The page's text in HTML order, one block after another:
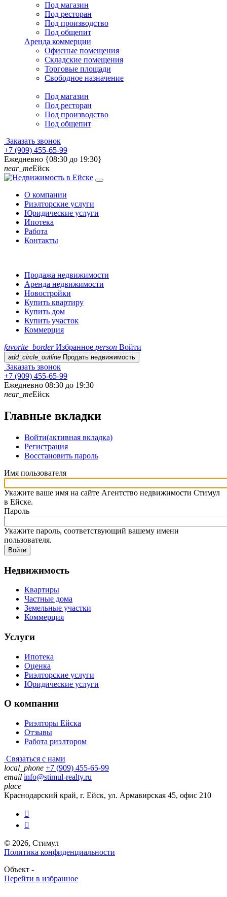
Под магазин
Под ресторан
Под производство
Под общепит
Аренда коммерции
Офисные помещения
Складские помещения
Торговые площади
Свободное назначение
Под магазин
Под ресторан
Под производство
Под общепит
Заказать звонок
+7 (909) 455-65-99
Ежедневно {08:30 до 19:30}
near_meЕйск
О компании
Риэлторские услуги
Юридические услуги
Ипотека
Работа
Контакты
Продажа недвижимости
Аренда недвижимости
Новостройки
Купить квартиру
Купить дом
Купить участок
Коммерция
favorite_border Избранное person Войти
add_circle_outline Продать недвижимость
Заказать звонок
+7 (909) 455-65-99
Ежедневно 08:30 до 19:30
near_meЕйск
Главные вкладки
Войти(активная вкладка)
Регистрация
Восстановить пароль
Имя пользователя
Укажите ваше имя на сайте Агентство недвижимости Стимул
в Ейске.
Пароль
Укажите пароль, соответствующий вашему имени
пользователя.
Недвижимость
Квартиры
Частные дома
Земельные участки
Коммерция
Услуги
Ипотека
Оценка
Риэлторские услуги
Юридические услуги
О компании
Риэлторы Ейска
Отзывы
Работа риэлтором
Связаться с нами
local_phone +7 (909) 455-65-99
email info@stimul-realty.ru
place
Краснодарский край, г. Ейск, ул. Армавирская 45, офис 210


© 2026, Стимул
Политика конфиденциальности
Объект -
Перейти в избранное